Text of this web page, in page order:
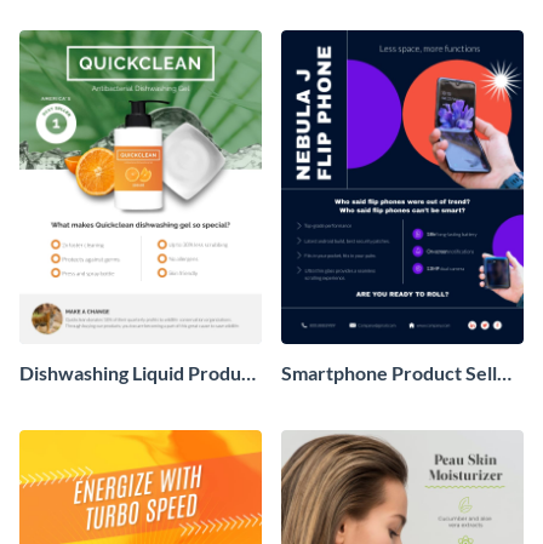
Dishwashing Liquid Product
Smartphone Product Sell